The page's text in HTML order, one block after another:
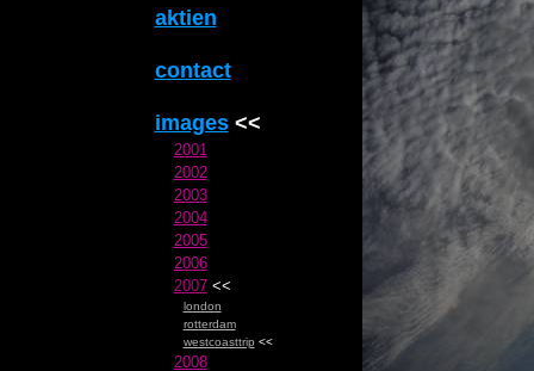
aktien
contact
images<<
2001
2002
2003
2004
2005
2006
2007<<
london
rotterdam
westcoasttrip <<
2008